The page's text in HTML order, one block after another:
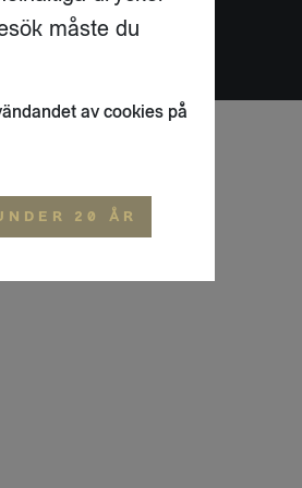
måste du
av cookies på
20 ÅR